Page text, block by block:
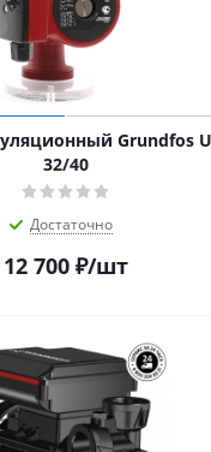
Grundfos
32/40
Достаточно
12 700 ₽/шт